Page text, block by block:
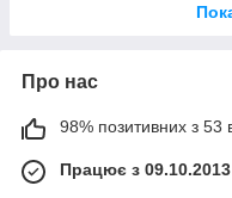
Про нас
98% позитивних з 53
Працює з 09.10.2013